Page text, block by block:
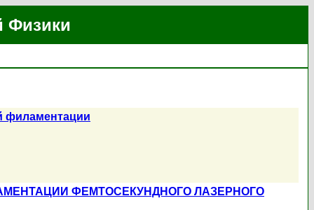
Физики
филаментации
ФЕМТОСЕКУНДНОГО ЛАЗЕРНОГО